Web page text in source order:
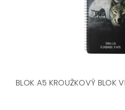
BLOK A5 KROUŽKOVÝ BLOK